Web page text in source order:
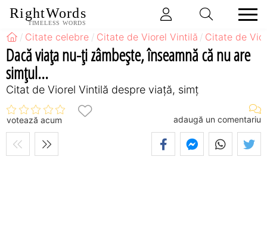
RightWords
TIMELESS WORDS
Citate celebre Citate de Viorel Vintilă Citate de
Dacă viaţa nu-ţi zâmbeşte, înseamnă că nu are
simţul...
Citat de Viorel Vintilă despre viață, simț
votează acum adaugă un comentariu